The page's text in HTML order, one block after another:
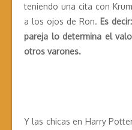
teniendo una cita con
a los ojos de Ron. Es
pareja lo determina el
otros varones.
Y las chicas en Harry